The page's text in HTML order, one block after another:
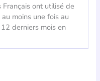
Français ont utilisé de
moins une fois au
derniers mois en